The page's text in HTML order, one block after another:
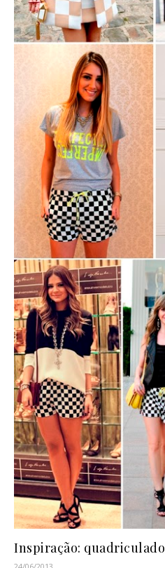
Inspiração: quadriculado